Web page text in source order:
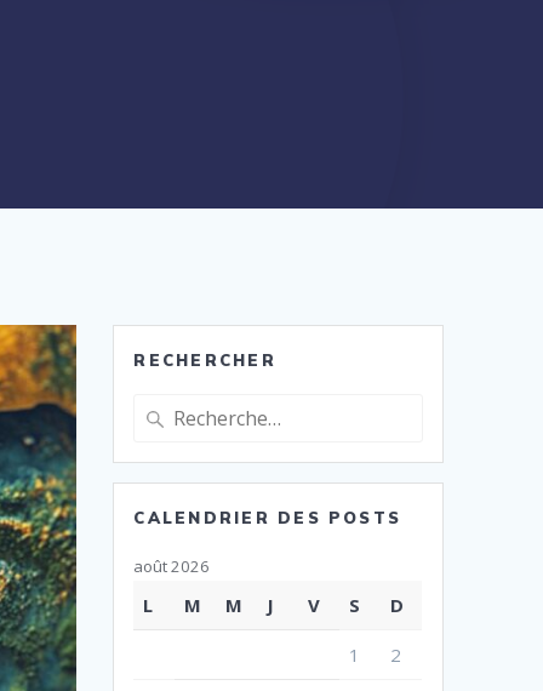
RECHERCHER
Recherche
:
CALENDRIER DES POSTS
août 2026
L M M J V S D
1 2